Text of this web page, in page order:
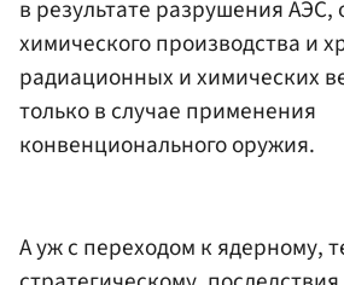
в результате разрушения АЭС,
химического производства и
радиационных и химических
только в случае применения
конвенционального оружия.
А уж с переходом к ядерному,